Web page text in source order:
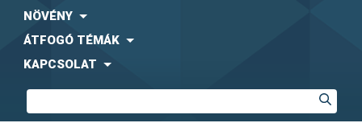
NÖVÉNY
ÁTFOGÓ TÉMÁK
KAPCSOLAT